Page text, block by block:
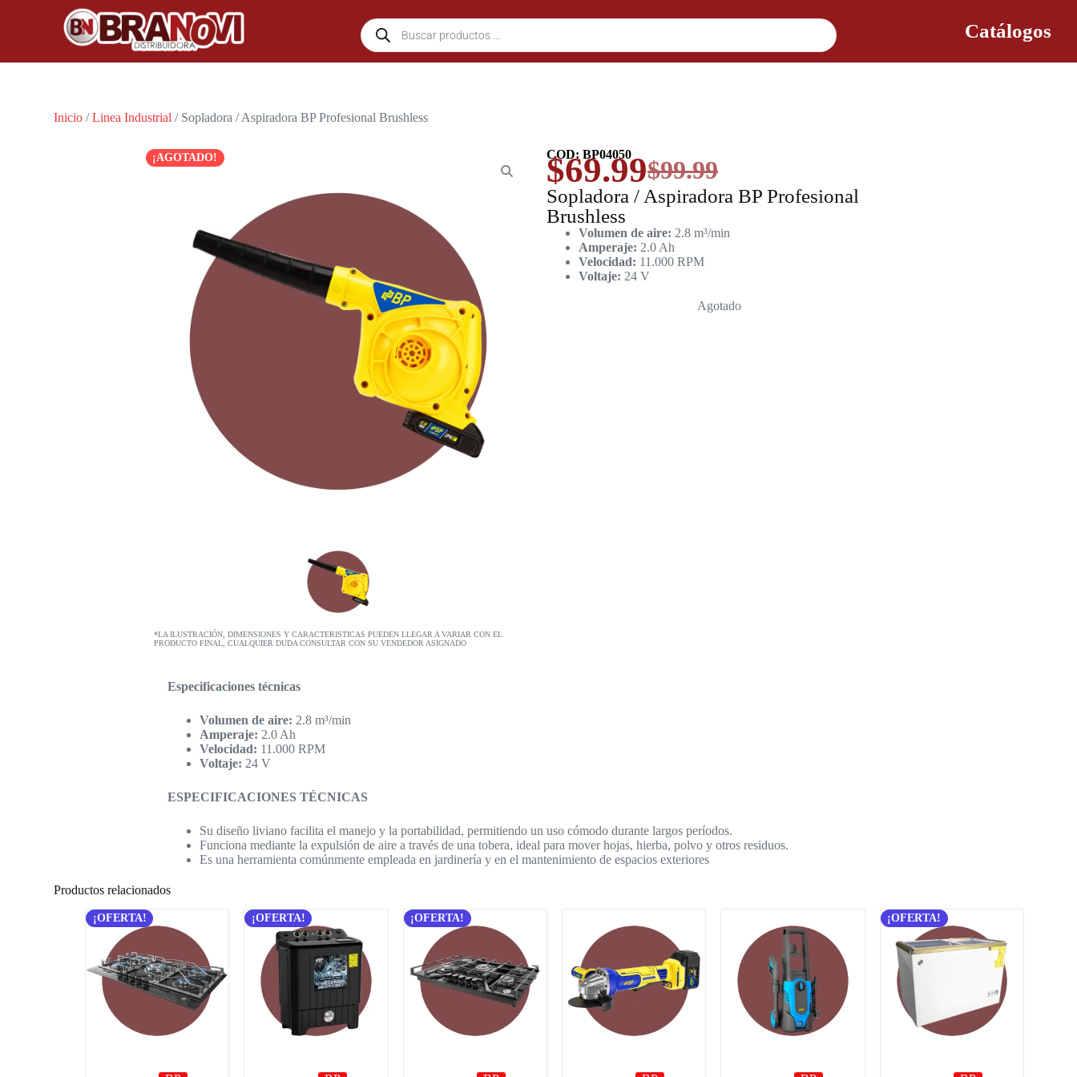
Catálogos
Inicio /Linea Industrial / Sopladora / Aspiradora BP Profesional Brushless
¡AGOTADO!
*LA ILUSTRACIÓN, DIMENSIONES Y CARACTERISTICAS PUEDEN LLEGAR A VARIAR CON EL
PRODUCTO FINAL, CUALQUIER DUDA CONSULTAR CON SU VENDEDOR ASIGNADO
COD: BP04050
$99.99
$69.99
Sopladora / Aspiradora BP Profesional
Brushless
Volumen de aire: 2.8 m³/min
Amperaje: 2.0 Ah
Velocidad: 11.000 RPM
Voltaje: 24 V
Agotado
Especificaciones técnicas
Volumen de aire: 2.8 m³/min
Amperaje: 2.0 Ah
Velocidad: 11.000 RPM
Voltaje: 24 V
ESPECIFICACIONES TÉCNICAS
Su diseño liviano facilita el manejo y la portabilidad, permitiendo un uso cómodo durante largos períodos.
Funciona mediante la expulsión de aire a través de una tobera, ideal para mover hojas, hierba, polvo y otros residuos.
Es una herramienta comúnmente empleada en jardinería y en el mantenimiento de espacios exteriores
Productos relacionados
¡OFERTA! ¡OFERTA! ¡OFERTA! ¡OFERTA!